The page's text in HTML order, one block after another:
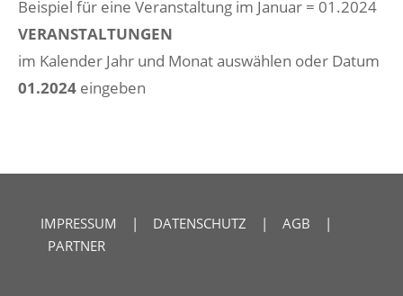
Beispiel für eine Veranstaltung im Januar = 01.2024
VERANSTALTUNGEN
im Kalender Jahr und Monat auswählen oder Datum
01.2024eingeben
IMPRESSUM | DATENSCHUTZ | AGB |
PARTNER